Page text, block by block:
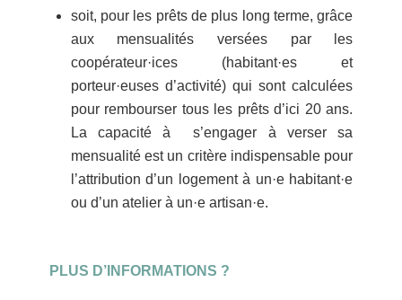
soit, pour les prêts de plus long terme, grâce
aux mensualités versées par les
coopérateur·ices (habitant·es et
porteur·euses d’activité) qui sont calculées
pour rembourser tous les prêts d’ici 20 ans.
La capacité à s’engager à verser sa
mensualité est un critère indispensable pour
l’attribution d’un logement à un·e habitant·e
ou d’un atelier à un·e artisan·e.
PLUS D’INFORMATIONS ?